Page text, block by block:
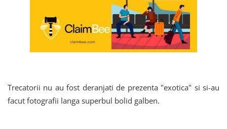
Trecatorii nu au fost deranjati de prezenta "exotica" si si-au
facut fotografii langa superbul bolid galben.